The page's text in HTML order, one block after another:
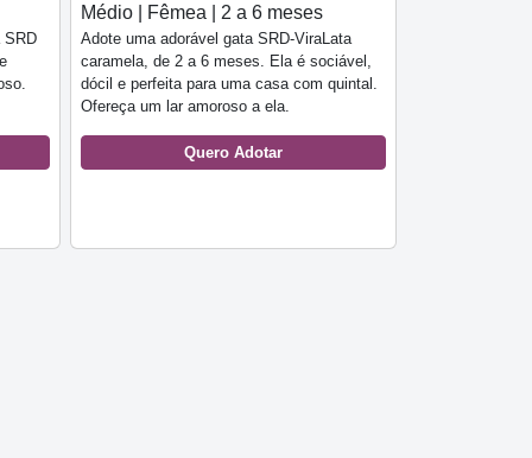
SRD
Médio | Fêmea | 2 a 6 meses
Adote uma adorável gata SRD-ViraLata
caramela, de 2 a 6 meses. Ela é sociável,
dócil e perfeita para uma casa com quintal.
Ofereça um lar amoroso a ela.
Quero Adotar